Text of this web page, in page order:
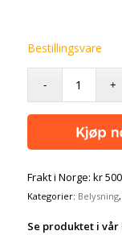
Bestillingsvare
Frakt i Norge: kr 500
Kategorier: Belysning,
Se produktet i vår